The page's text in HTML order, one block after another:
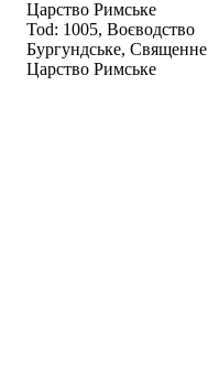
Царство Римське
Tod: 1005, Воєводство
Бургундське, Священне
Царство Римське